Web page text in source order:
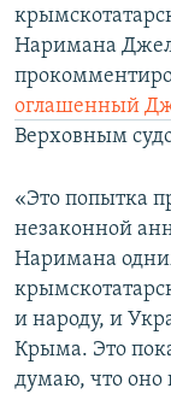
Наримана
оглашенный
Верховным
«Это попытка
незаконной
Наримана
и народу, и
Крыма. Это
думаю, что